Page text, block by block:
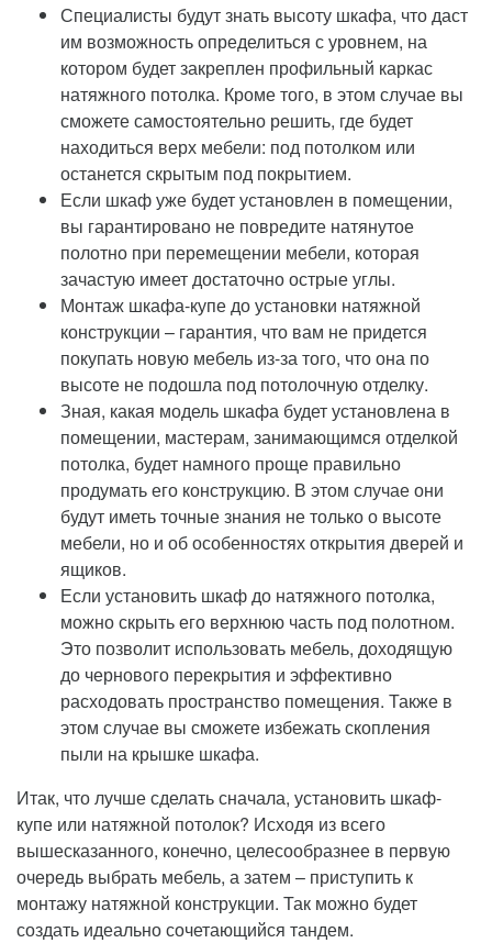
Специалисты будут знать высоту шкафа, что даст
им возможность определиться с уровнем, на
котором будет закреплен профильный каркас
натяжного потолка. Кроме того, в этом случае вы
сможете самостоятельно решить, где будет
находиться верх мебели: под потолком или
останется скрытым под покрытием.
Если шкаф уже будет установлен в помещении,
вы гарантировано не повредите натянутое
полотно при перемещении мебели, которая
зачастую имеет достаточно острые углы.
Монтаж шкафа-купе до установки натяжной
конструкции – гарантия, что вам не придется
покупать новую мебель из-за того, что она по
высоте не подошла под потолочную отделку.
Зная, какая модель шкафа будет установлена в
помещении, мастерам, занимающимся отделкой
потолка, будет намного проще правильно
продумать его конструкцию. В этом случае они
будут иметь точные знания не только о высоте
мебели, но и об особенностях открытия дверей и
ящиков.
Если установить шкаф до натяжного потолка,
можно скрыть его верхнюю часть под полотном.
Это позволит использовать мебель, доходящую
до чернового перекрытия и эффективно
расходовать пространство помещения. Также в
этом случае вы сможете избежать скопления
пыли на крышке шкафа.
Итак, что лучше сделать сначала, установить шкаф-
купе или натяжной потолок? Исходя из всего
вышесказанного, конечно, целесообразнее в первую
очередь выбрать мебель, а затем – приступить к
монтажу натяжной конструкции. Так можно будет
создать идеально сочетающийся тандем.